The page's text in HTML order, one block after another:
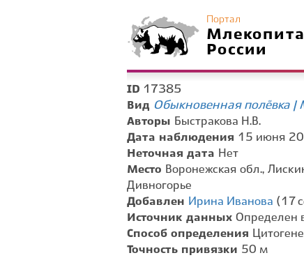
Портал
России
ID 17385
Вид Обыкновенная полёвка |
Авторы Быстракова Н.В.
Дата наблюдения 15 июня
Неточная дата Нет
Место Воронежская обл.,
Дивногорье
Добавлен Ирина Иванова (17
Источник данных Определен
Способ определения
Точность привязки 50 м